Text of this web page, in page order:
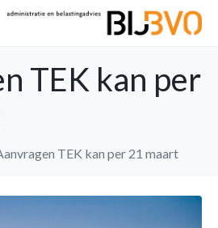
TEK kan per
TEK kan per 21 maart